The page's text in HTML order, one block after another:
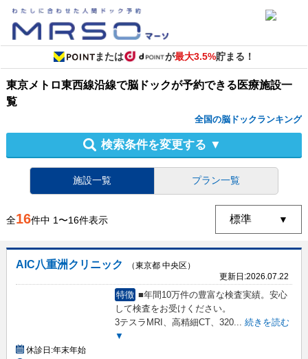
または が最大3.5%貯まる！
東京メトロ東西線沿線で脳ドックが予約できる医療施設一
覧
全国の脳ドックランキング
検索条件を変更する ▼
施設一覧 プラン一覧
全16件中 1〜16件表示
AIC八重洲クリニック
（東京都 中央区）
更新日:2026.07.22
特徴 ■年間10万件の豊富な検査実績。安心
して検査をお受けください。
3テスラMRI、高精細CT、320... 続きを読む
▼
休診日:年末年始